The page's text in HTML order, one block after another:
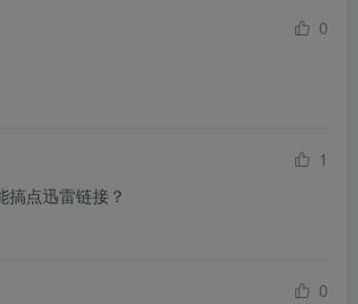
0
1
搞点迅雷链接？
0